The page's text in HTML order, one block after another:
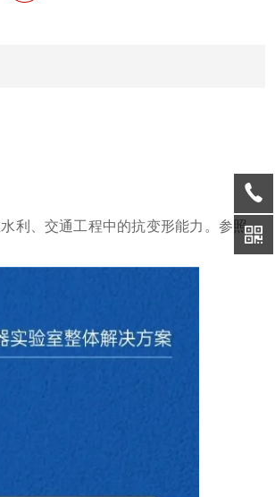
利、交通工程中的抗变形能力。参照